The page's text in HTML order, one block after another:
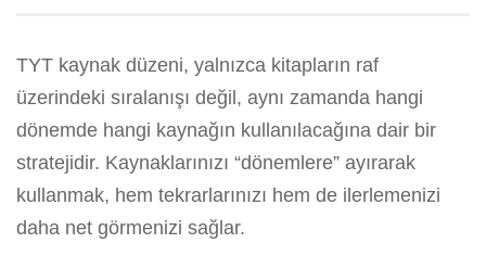
TYT kaynak düzeni, yalnızca kitapların raf
üzerindeki sıralanışı değil, aynı zamanda hangi
dönemde hangi kaynağın kullanılacağına dair bir
stratejidir. Kaynaklarınızı “dönemlere” ayırarak
kullanmak, hem tekrarlarınızı hem de ilerlemenizi
daha net görmenizi sağlar.